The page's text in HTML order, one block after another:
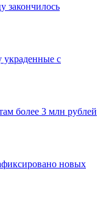
закончилось
украденные с
более 3 млн рублей
новых